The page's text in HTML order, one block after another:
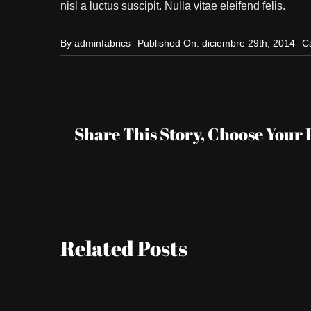
nisl a luctus suscipit. Nulla vitae eleifend felis.
By adminfabrics Published On: diciembre 29th, 2014
Share This Story, Choose
Related Posts